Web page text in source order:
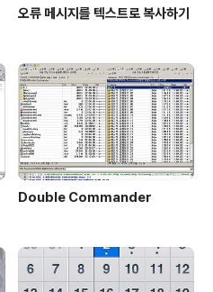
오류 메시지를 텍스트로 복사하기
Double Commander